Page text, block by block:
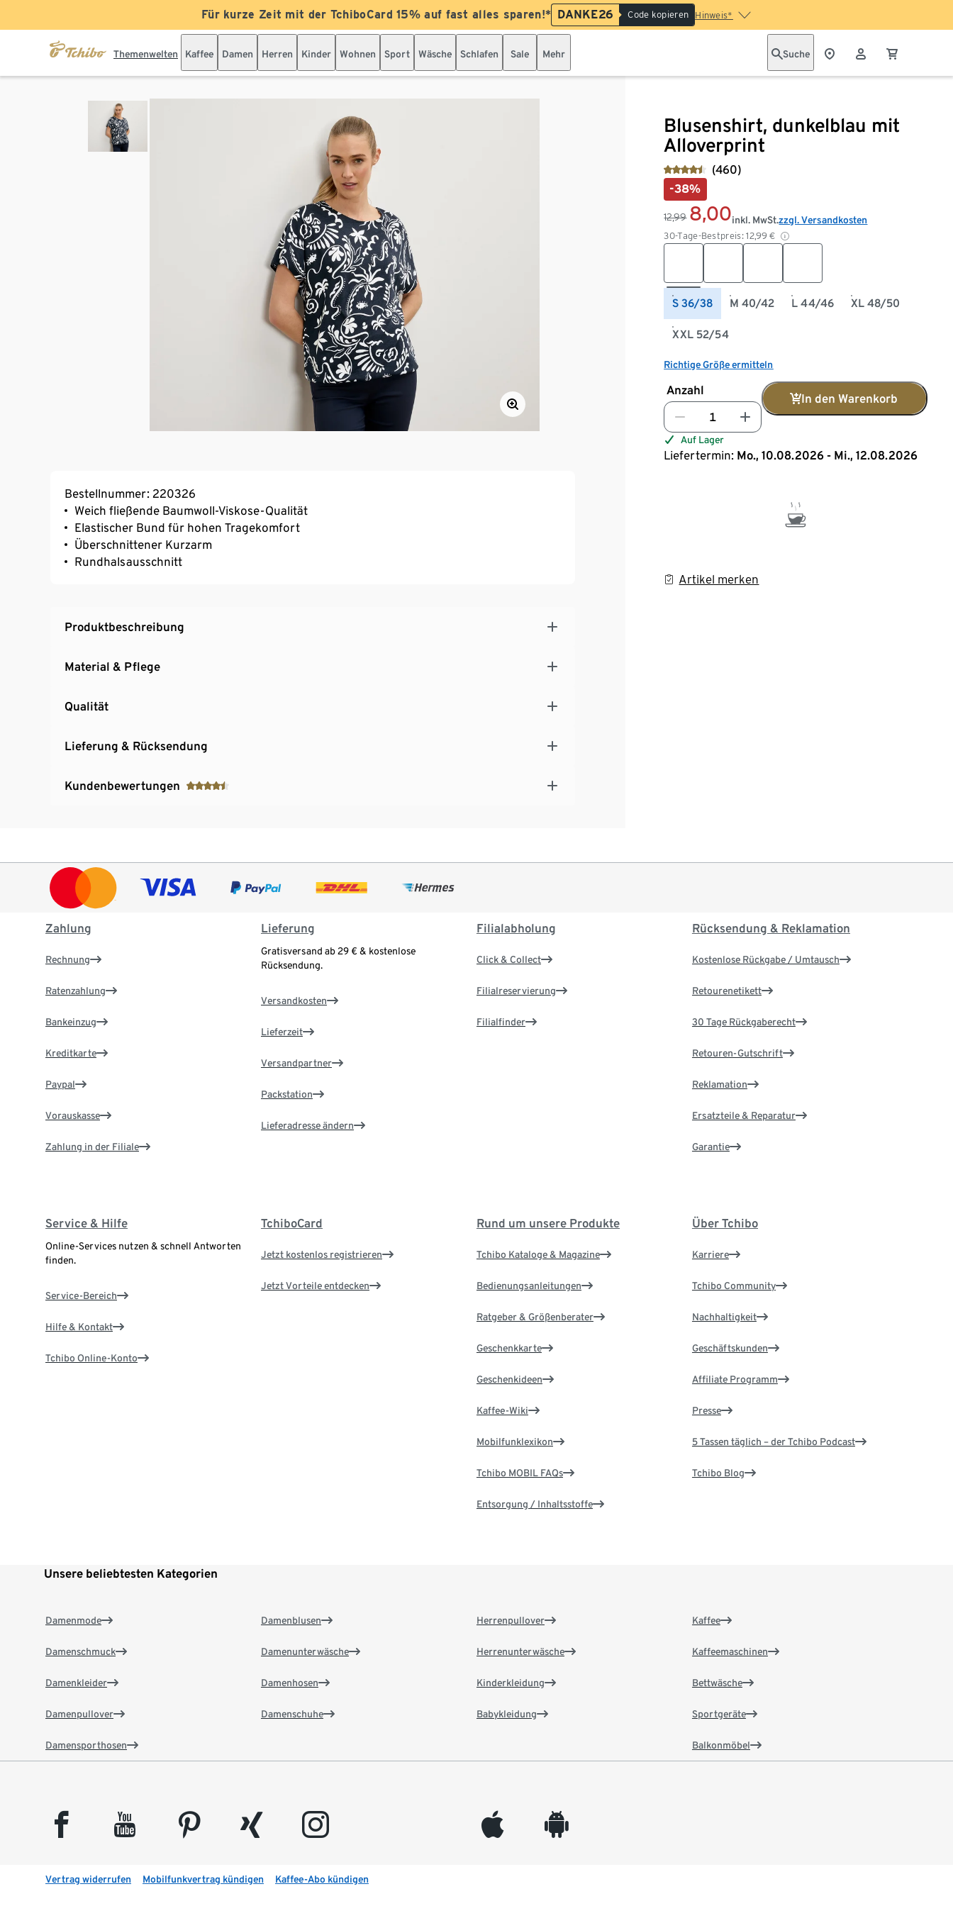
Für kurze Zeit mit der TchiboCard 15% auf fast alles sparen!* DANKE26 Code kopieren Hinweis*
Themenwelten Kaffee Damen Herren Kinder Wohnen Sport Wäsche Schlafen Sale Mehr Suche
Blusenshirt, dunkelblau mit
Alloverprint
(460)
-38%
12,99 8,00
30-Tage-Bestpreis: 12,99 €
inkl. MwSt.zzgl. Versandkosten
S 36/38 M 40/42 L 44/46 XL 48/50
XXL 52/54
Richtige Größe ermitteln
Anzahl
In den Warenkorb
Auf Lager
Liefertermin: Mo., 10.08.2026 - Mi., 12.08.2026
Artikel merken
Bestellnummer: 220326
Weich fließende Baumwoll-Viskose-Qualität
Elastischer Bund für hohen Tragekomfort
Überschnittener Kurzarm
Rundhalsausschnitt
Produktbeschreibung
Material & Pflege
Qualität
Lieferung & Rücksendung
Kundenbewertungen
Zahlung
Rechnung
Ratenzahlung
Bankeinzug
Kreditkarte
Paypal
Vorauskasse
Zahlung in der Filiale
Lieferung
Gratisversand ab 29 € & kostenlose
Rücksendung.
Versandkosten
Lieferzeit
Versandpartner
Packstation
Lieferadresse ändern
Filialabholung
Click & Collect
Filialreservierung
Filialfinder
Rücksendung & Reklamation
Kostenlose Rückgabe / Umtausch
Retourenetikett
30 Tage Rückgaberecht
Retouren-Gutschrift
Reklamation
Ersatzteile & Reparatur
Garantie
Service & Hilfe
Online-Services nutzen & schnell Antworten
finden.
Service-Bereich
Hilfe & Kontakt
Tchibo Online-Konto
TchiboCard
Jetzt kostenlos registrieren
Jetzt Vorteile entdecken
Rund um unsere Produkte
Tchibo Kataloge & Magazine
Bedienungsanleitungen
Ratgeber & Größenberater
Geschenkkarte
Geschenkideen
Kaffee-Wiki
Mobilfunklexikon
Tchibo MOBIL FAQs
Entsorgung / Inhaltsstoffe
Über Tchibo
Karriere
Tchibo Community
Nachhaltigkeit
Geschäftskunden
Affiliate Programm
Presse
5 Tassen täglich – der Tchibo Podcast
Tchibo Blog
Unsere beliebtesten Kategorien
Damenmode
Damenschmuck
Damenkleider
Damenpullover
Damensporthosen
Damenblusen
Damenunterwäsche
Damenhosen
Damenschuhe
Herrenpullover
Herrenunterwäsche
Kinderkleidung
Babykleidung
Kaffee
Kaffeemaschinen
Bettwäsche
Sportgeräte
Balkonmöbel
facebook youtube pinterest xing instagram appleinc android
Vertrag widerrufen Mobilfunkvertrag kündigen Kaffee-Abo kündigen